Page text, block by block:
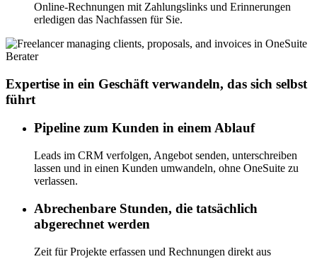
Online-Rechnungen mit Zahlungslinks und Erinnerungen
erledigen das Nachfassen für Sie.
Berater
Expertise in ein Geschäft verwandeln, das sich selbst
führt
Pipeline zum Kunden in einem Ablauf
Leads im CRM verfolgen, Angebot senden, unterschreiben
lassen und in einen Kunden umwandeln, ohne OneSuite zu
verlassen.
Abrechenbare Stunden, die tatsächlich
abgerechnet werden
Zeit für Projekte erfassen und Rechnungen direkt aus